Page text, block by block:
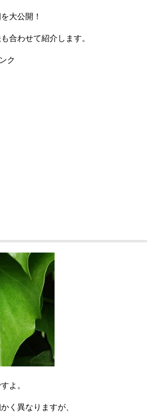
大公開！
合わせて紹介します。
ク
よ。
く異なりますが、